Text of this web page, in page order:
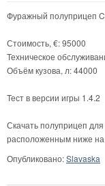
Фуражный полуприцеп
Стоимость, €: 95000
Техническое
Объём кузова, л: 44000
Тест в версии игры 1.4.2
Скачать полуприцеп
расположенным ниже на
Опубликовано:Slavaska